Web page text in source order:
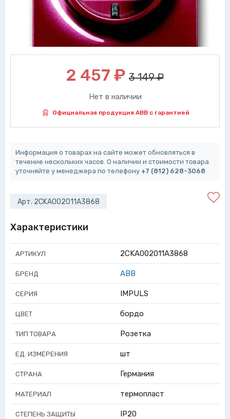
2 457 ₽ 3 149 ₽
Нет в наличии
Официальная продукция ABB с гарантией
Информация о товарах на сайте может обновляться в
течение нескольких часов. О наличии и стоимости товара
уточняйте у менеджера по телефону +7 (812) 628-3068
Арт. 2CKA002011A3868
Характеристики
АРТИКУЛ 2CKA002011A3868
БРЕНД ABB
СЕРИЯ IMPULS
ЦВЕТ бордо
ТИП ТОВАРА Розетка
ЕД. ИЗМЕРЕНИЯ шт
СТРАНА Германия
МАТЕРИАЛ термопласт
СТЕПЕНЬ ЗАЩИТЫ IP20